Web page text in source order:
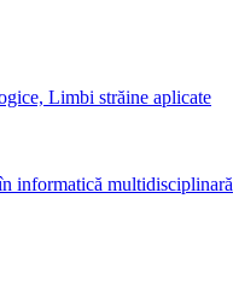
Limbi străine aplicate
informatică multidisciplinară